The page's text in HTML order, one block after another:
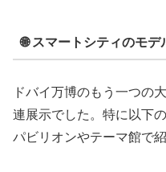
🌐 スマートシティのモデ
ドバイ万博のもう一つの
連展示でした。特に以下
パビリオンやテーマ館で